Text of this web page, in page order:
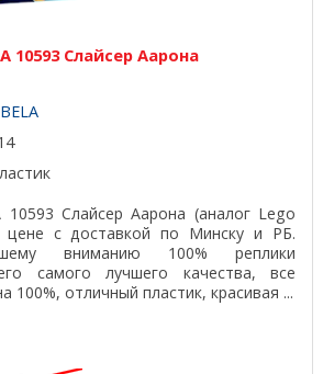
10593 Слайсер Аарона
BELA
10593 Слайсер Аарона (аналог Lego
цене с доставкой по Минску и РБ.
вниманию 100% реплики
самого лучшего качества, все
100%, отличный пластик, красивая ...